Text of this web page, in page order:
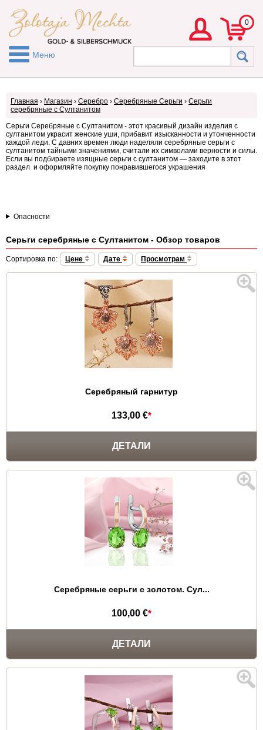
0
Меню
Главная › Магазин › Серебро › Серебряные Серьги › Серьги
серебряные с Султанитом
Серьги Серебряные с Султанитом - этот красивый дизайн изделия с
султанитом украсит женские уши, прибавит изысканности и утонченности
каждой леди. С давних времен люди наделяли серебряные серьги с
султанитом тайными значениями, считали их символами верности и силы.
Если вы подбираете изящные серьги с султанитом — заходите в этот
раздел и оформляйте покупку понравившегося украшения
Опасности
Серьги серебряные с Султанитом - Обзор товаров
Сортировка по: Цене Дате Просмотрам
Серебряный гарнитур
133,00 €*
ДЕТАЛИ
Серебряные серьги с золотом. Сул...
100,00 €*
ДЕТАЛИ